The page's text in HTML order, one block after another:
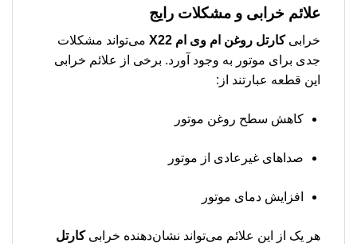
علائم خرابی و مشکلات رایج
خرابیكارتل روغن ام وی ام X22
می‌تواند مشکلات
جدی برای موتور به وجود آورد. برخی از علائم خرابی
این قطعه عبارتند از:
کاهش سطح روغن موتور
صداهای غیرعادی از موتور
افزایش دمای موتور
هر یک از این علائم می‌تواند نشان‌دهنده خرابیكارتل